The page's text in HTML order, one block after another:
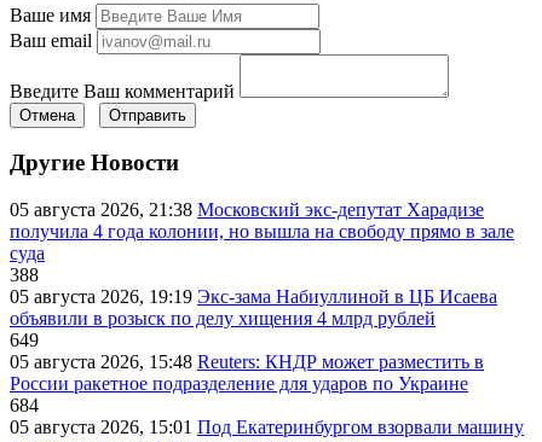
Ваше имя
Ваш email
Введите Ваш комментарий
Отмена Отправить
Другие Новости
05 августа 2026, 21:38 Московский экс-депутат Харадизе
получила 4 года колонии, но вышла на свободу прямо в зале
суда
388
05 августа 2026, 19:19 Экс-зама Набиуллиной в ЦБ Исаева
объявили в розыск по делу хищения 4 млрд рублей
649
05 августа 2026, 15:48 Reuters: КНДР может разместить в
России ракетное подразделение для ударов по Украине
684
05 августа 2026, 15:01 Под Екатеринбургом взорвали машину